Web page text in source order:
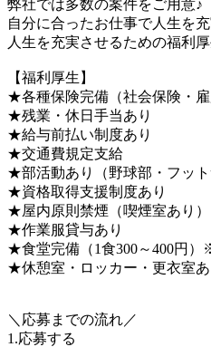
弊社では多数の案件をご用意♪
自分に合ったお仕事で人生を
人生を充実させるための福利
【福利厚生】
★各種保険完備（社会保険・雇
★残業・休日手当あり
★給与前払い制度あり
★交通費規定支給
★部活動あり（野球部・フット
★資格取得支援制度あり
★屋内原則禁煙（喫煙室あり）
★作業服貸与あり
★食堂完備（1食300～400円
★休憩室・ロッカー・更衣室あ
＼応募までの流れ／
1.応募する